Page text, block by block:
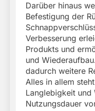
Darüber hinaus
Befestigung der
Verbesserung
Produkts und
und
dadurch weitere
Alles in allem
Langlebigkeit
Nutzungsdauer